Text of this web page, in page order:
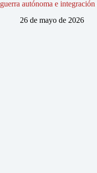
guerra autónoma e
26 de mayo de 2026